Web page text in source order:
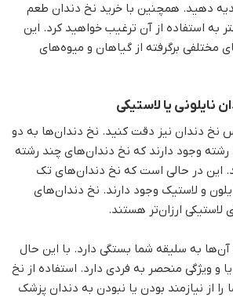
دهید. همچنین با خرید نخ دندان طعم
به استفاده از آن ترغیب خواهید کرد. این
مختلفی برگرفته از گیاهان و میوه‌های
نایلونی یا لاستیکی
نخ دندان نیز دقت کنید. نخ دندان‌ها به دو
وجود دارند که نخ دندان‌های چند رشته
این در حالی است که نخ دندان‌های تک
و لاستیک وجود دارند. نخ دندان‌های
لاستیکی ارزان‌تر هستند.
آن‌ها به سلیقه شما بستگی دارد. با این حال
و ویژگی منحصر به فردی دارد. استفاده از نخ
از نیازمند بودن یا نبودن به دندان پزشک